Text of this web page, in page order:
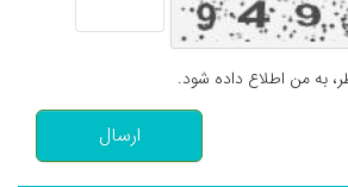
به من اطلاع داده شود.
ارسال